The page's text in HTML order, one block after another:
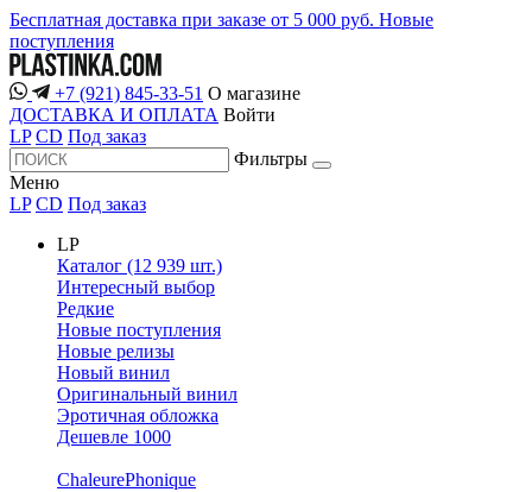
Бесплатная доставка при заказе от 5 000 руб. Новые
поступления
+7 (921) 845-33-51 О магазине
ДОСТАВКА И ОПЛАТА Войти
LP CD Под заказ
Фильтры
Меню
LP CD Под заказ
LP
Каталог (12 939 шт.)
Интересный выбор
Редкие
Новые поступления
Новые релизы
Новый винил
Оригинальный винил
Эротичная обложка
Дешевле 1000
ChaleurePhonique